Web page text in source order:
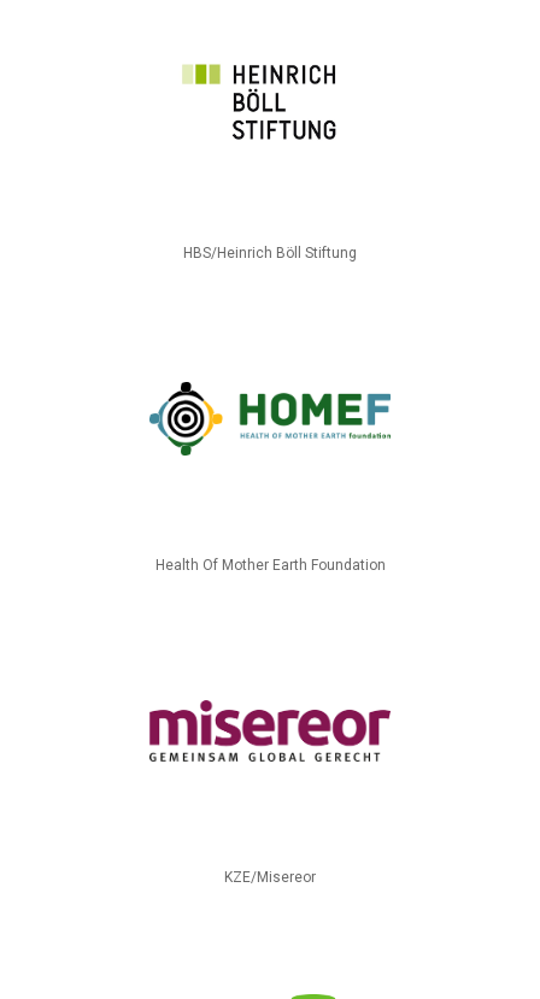
HBS/Heinrich Böll Stiftung
Health Of Mother Earth Foundation
KZE/Misereor